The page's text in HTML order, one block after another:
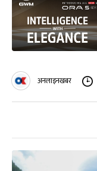
अनलाइनखबर